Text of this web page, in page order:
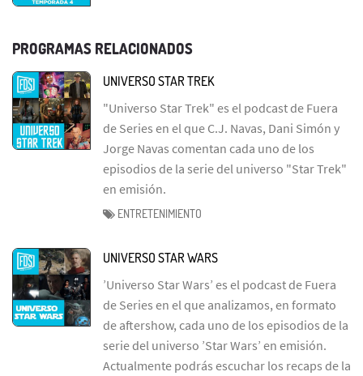
PROGRAMAS RELACIONADOS
UNIVERSO STAR TREK
"Universo Star Trek" es el podcast de Fuera
de Series en el que C.J. Navas, Dani Simón y
Jorge Navas comentan cada uno de los
episodios de la serie del universo "Star Trek"
en emisión.
ENTRETENIMIENTO
UNIVERSO STAR WARS
’Universo Star Wars’ es el podcast de Fuera
de Series en el que analizamos, en formato
de aftershow, cada uno de los episodios de la
serie del universo ’Star Wars’ en emisión.
Actualmente podrás escuchar los recaps de la